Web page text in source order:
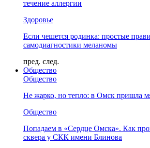
течение аллергии
Здоровье
Если чешется родинка: простые
самодиагностики меланомы
пред. след.
Общество
Общество
Не жарко, но тепло: в Омск пришла
Общество
Попадаем в «Сердце Омска». Как
сквера у СКК имени Блинова